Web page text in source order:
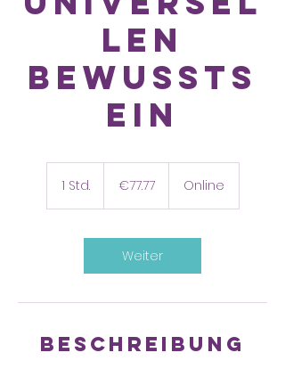
len
Bewussts
ein
1 Std.1
d
€77.77 Online
Weiter
Beschreibung